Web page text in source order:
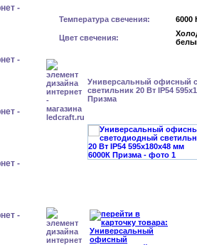
Температура свечения: 6000
Цвет свечения:
Универсальный офисный
светильник 20 Вт IP54
Призма